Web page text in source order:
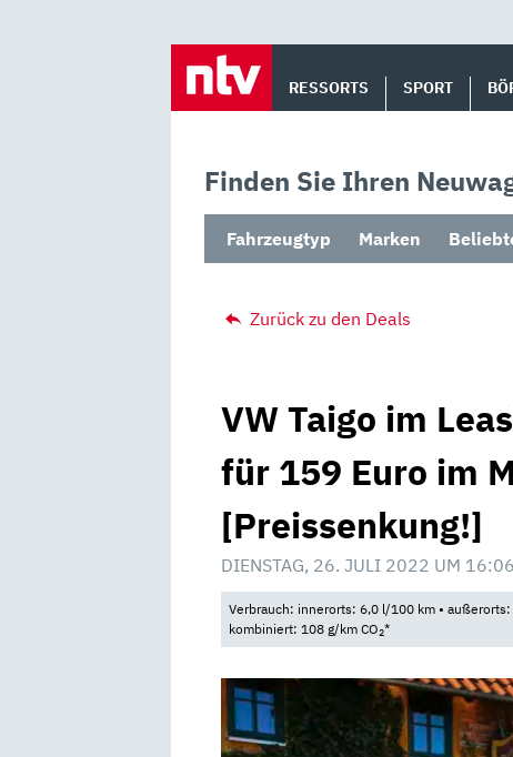
RESSORTS SPORT
Finden Sie Ihren
Fahrzeugtyp Marken
Zurück zu den Deals
VW Taigo im
für 159 Euro im
[Preissenkung!]
DIENSTAG, 26. JULI 2022 UM 16:06
Verbrauch: innerorts: 6,0 l/100 km •
kombiniert: 108 g/km CO2*